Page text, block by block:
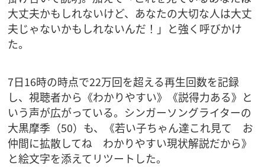
大丈夫かもしれないけど、あなたの大切な人は大丈
夫じゃないかもしれないんだ！」と強く呼びかけ
た。
7日16時の時点で22万回を超える再生回数を記録
し、視聴者から《わかりやすい》《説得力ある》と
いう声が広がっている。シンガーソングライターの
大黒摩季（50）も、《若い子ちゃん達これ見て お
仲間に拡散してね わかりやすい現状解説だから》
と絵文字を添えてリツートした。